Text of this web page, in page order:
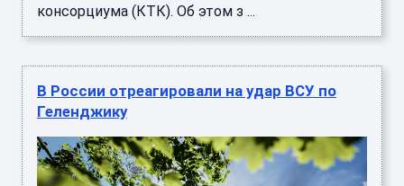
консорциума (КТК). Об этом з ...
В России отреагировали на удар ВСУ по
Геленджику